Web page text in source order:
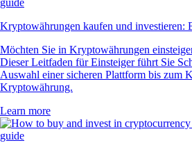
Kryptowährungen kaufen und investieren:
Möchten Sie in Kryptowährungen
Dieser Leitfaden für Einsteiger führt Sie
Auswahl einer sicheren Plattform bis zum
Kryptowährung.
Learn more